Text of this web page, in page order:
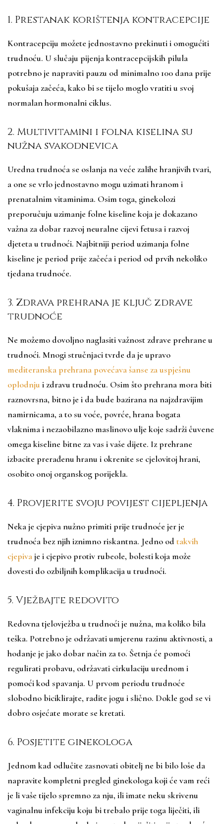
1. Prestanak korištenja kontracepcije
Kontracepciju možete jednostavno prekinuti i omogućiti
trudnoću. U slučaju pijenja kontracepcijskih pilula
potrebno je napraviti pauzu od minimalno 100 dana prije
pokušaja začeća, kako bi se tijelo moglo vratiti u svoj
normalan hormonalni ciklus.
2. Multivitamini i folna kiselina su
nužna svakodnevica
Uredna trudnoća se oslanja na veće zalihe hranjivih tvari,
a one se vrlo jednostavno mogu uzimati hranom i
prenatalnim vitaminima. Osim toga, ginekolozi
preporučuju uzimanje folne kiseline koja je dokazano
važna za dobar razvoj neuralne cijevi fetusa i razvoj
djeteta u trudnoći. Najbitniji period uzimanja folne
kiseline je period prije začeća i period od prvih nekoliko
tjedana trudnoće.
3. Zdrava prehrana je ključ zdrave
trudnoće
Ne možemo dovoljno naglasiti važnost zdrave prehrane u
trudnoći. Mnogi stručnjaci tvrde da je upravo
mediteranska prehrana povećava šanse za uspješnu
oplodnju i zdravu trudnoću. Osim što prehrana mora biti
raznovrsna, bitno je i da bude bazirana na najzdravijim
namirnicama, a to su voće, povrće, hrana bogata
vlaknima i nezaobilazno maslinovo ulje koje sadrži čuvene
omega kiseline bitne za vas i vaše dijete. Iz prehrane
izbacite prerađenu hranu i okrenite se cjelovitoj hrani,
osobito onoj organskog porijekla.
4. Provjerite svoju povijest cijepljenja
Neka je cjepiva nužno primiti prije trudnoće jer je
trudnoća bez njih iznimno riskantna. Jedno odtakvih
cjepivaje i cjepivo protiv rubeole, bolesti koja može
dovesti do ozbiljnih komplikacija u trudnoći.
5. Vježbajte redovito
Redovna tjelovježba u trudnoći je nužna, ma koliko bila
teška. Potrebno je održavati umjerenu razinu aktivnosti, a
hodanje je jako dobar način za to. Šetnja će pomoći
regulirati probavu, održavati cirkulaciju urednom i
pomoći kod spavanja. U prvom periodu trudnoće
slobodno biciklirajte, radite jogu i slično. Dokle god se vi
dobro osjećate morate se kretati.
6. Posjetite ginekologa
Jednom kad odlučite zasnovati obitelj ne bi bilo loše da
napravite kompletni pregled ginekologa koji će vam reći
je li vaše tijelo spremno za nju, ili imate neku skrivenu
vaginalnu infekciju koju bi trebalo prije toga liječiti, ili